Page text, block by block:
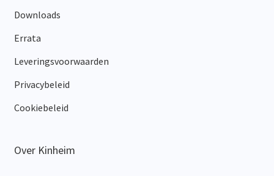
Downloads
Errata
Leveringsvoorwaarden
Privacybeleid
Cookiebeleid
Over Kinheim